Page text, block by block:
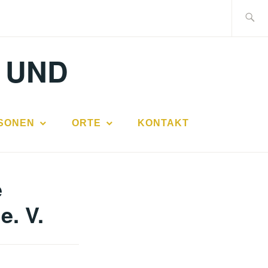
nach:
ORTE KONTAKT
V.